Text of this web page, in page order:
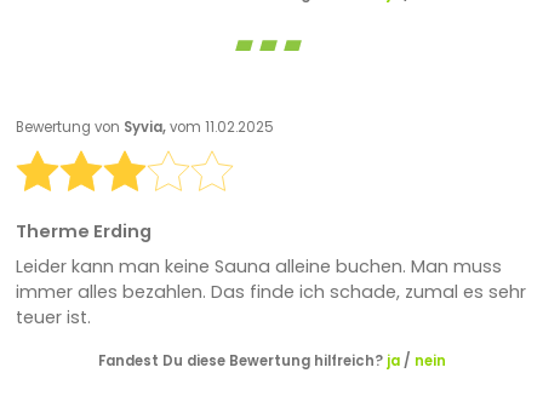
Bewertung von Syvia,vom 11.02.2025
Therme Erding
Leider kann man keine Sauna alleine buchen. Man muss
immer alles bezahlen. Das finde ich schade, zumal es sehr
teuer ist.
Fandest Du diese Bewertung hilfreich? ja/ nein